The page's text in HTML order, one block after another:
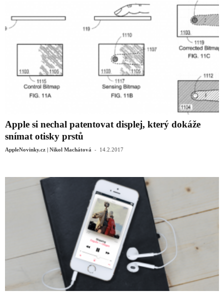
Apple si nechal patentovat displej, který dokáže
snímat otisky prstů
AppleNovinky.cz | Nikol Machátová - 14.2.2017